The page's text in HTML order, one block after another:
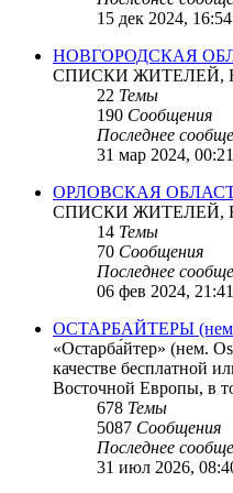
15 дек 2024, 16:54
НОВГОРОДСКАЯ
СПИСКИ ЖИТЕЛЕЙ,
22 Темы
190 Сообщения
Последнее
31 мар 2024, 00:21
ОРЛОВСКАЯ
СПИСКИ ЖИТЕЛЕЙ,
14 Темы
70 Сообщения
Последнее
06 фев 2024, 21:41
ОСТАРБАЙТЕРЫ (нем.
«Остарба́йтер» (нем.
качестве бесплатной
Восточной Европы, в
678 Темы
5087 Сообщения
Последнее
31 июл 2026,